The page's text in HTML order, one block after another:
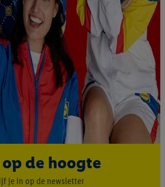
de hoogte
je in op de newsletter